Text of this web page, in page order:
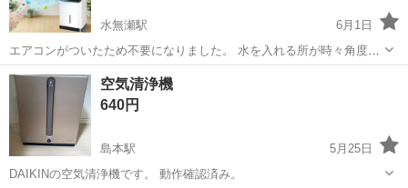
水無瀬駅
6月1日
エアコンがついたため不要になりました。 水を入れる所が時々角度に
よってもれるが 冷風も問題無し！！ 楽天ランキング一位で、口コミも
良くて 購入しましたが、使わなくなったため！ 比較的軽いので移動し
やすい！ 写真にうつって...
大阪 三島郡 水無瀬駅
空気清浄機
640円
島本駅
5月25日
DAIKINの空気清浄機です。 動作確認済み。